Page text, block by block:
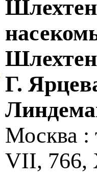
Г.
Москва :
VII, 766,